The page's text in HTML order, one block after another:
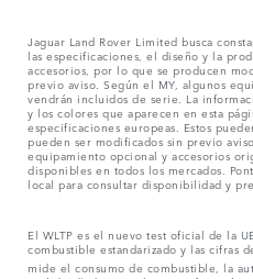
Jaguar Land Rover Limited busca
las especificaciones, el diseño y la
accesorios, por lo que se producen
previo aviso. Según el MY, algunos
vendrán incluidos de serie. La
y los colores que aparecen en esta
especificaciones europeas. Estos
pueden ser modificados sin previo
equipamiento opcional y accesorios
disponibles en todos los mercados.
local para consultar disponibilidad y
El WLTP es el nuevo test oficial de la
combustible estandarizado y las cifras
mide el consumo de combustible, la